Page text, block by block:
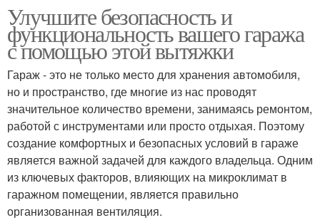
Улучшите безопасность и
функциональность вашего гаража
с помощью этой вытяжки
Гараж - это не только место для хранения автомобиля,
но и пространство, где многие из нас проводят
значительное количество времени, занимаясь ремонтом,
работой с инструментами или просто отдыхая. Поэтому
создание комфортных и безопасных условий в гараже
является важной задачей для каждого владельца. Одним
из ключевых факторов, влияющих на микроклимат в
гаражном помещении, является правильно
организованная вентиляция.